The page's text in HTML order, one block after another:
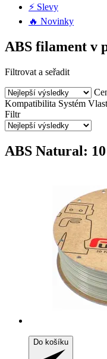
⚡ Slevy
🔥 Novinky
ABS filament v
Filtrovat a seřadit
Kompatibilita Systém
Filtr
ABS Natural:
Do košíku